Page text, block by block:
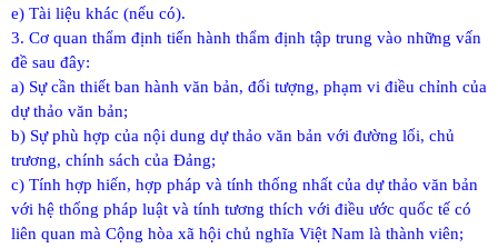
e) Tài liệu khác (nếu có).
3. Cơ quan thẩm định tiến hành thẩm định tập trung vào những vấn
đề sau đây:
a) Sự cần thiết ban hành văn bản, đối tượng, phạm vi điều chỉnh của
dự thảo văn bản;
b) Sự phù hợp của nội dung dự thảo văn bản với đường lối, chủ
trương, chính sách của Đảng;
c) Tính hợp hiến, hợp pháp và tính thống nhất của dự thảo văn bản
với hệ thống pháp luật và tính tương thích với điều ước quốc tế có
liên quan mà Cộng hòa xã hội chủ nghĩa Việt Nam là thành viên;